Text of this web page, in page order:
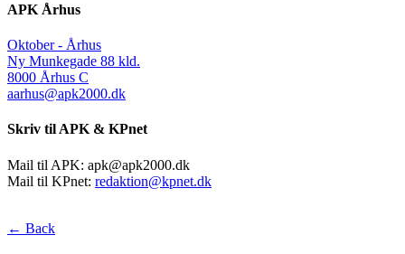
APK Århus
Oktober - Århus
Ny Munkegade 88 kld.
8000 Århus C
aarhus@apk2000.dk
Skriv til APK & KPnet
Mail til APK: apk@apk2000.dk
Mail til KPnet: redaktion@kpnet.dk
← Back